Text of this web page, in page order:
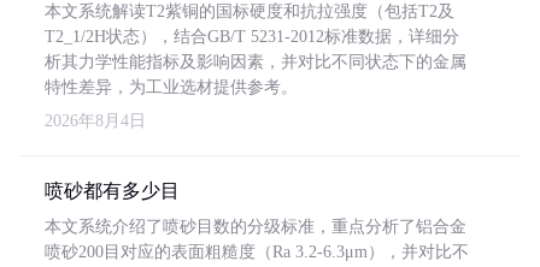
本文系统解读T2紫铜的国标硬度和抗拉强度（包括T2及
T2_1/2H状态），结合GB/T 5231-2012标准数据，详细分
析其力学性能指标及影响因素，并对比不同状态下的金属
特性差异，为工业选材提供参考。
2026年8月4日
喷砂都有多少目
本文系统介绍了喷砂目数的分级标准，重点分析了铝合金
喷砂200目对应的表面粗糙度（Ra 3.2-6.3μm），并对比不